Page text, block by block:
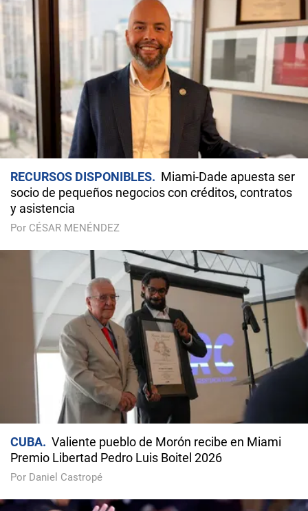
RECURSOS DISPONIBLES
Miami-Dade apuesta ser
socio de pequeños negocios con créditos, contratos
y asistencia
Por CÉSAR MENÉNDEZ
CUBA
Valiente pueblo de Morón recibe en Miami
Premio Libertad Pedro Luis Boitel 2026
Por Daniel Castropé